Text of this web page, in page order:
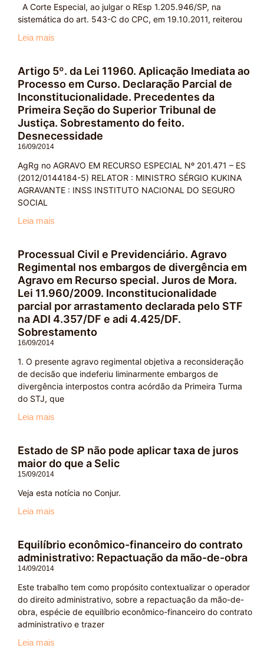
A Corte Especial, ao julgar o REsp 1.205.946/SP, na
sistemática do art. 543-C do CPC, em 19.10.2011, reiterou
Leia mais
Artigo 5º. da Lei 11960. Aplicação Imediata ao
Processo em Curso. Declaração Parcial de
Inconstitucionalidade. Precedentes da
Primeira Seção do Superior Tribunal de
Justiça. Sobrestamento do feito.
Desnecessidade
16/09/2014
AgRg no AGRAVO EM RECURSO ESPECIAL Nº 201.471 – ES
(2012/0144184-5) RELATOR : MINISTRO SÉRGIO KUKINA
AGRAVANTE : INSS INSTITUTO NACIONAL DO SEGURO
SOCIAL
Leia mais
Processual Civil e Previdenciário. Agravo
Regimental nos embargos de divergência em
Agravo em Recurso special. Juros de Mora.
Lei 11.960/2009. Inconstitucionalidade
parcial por arrastamento declarada pelo STF
na ADI 4.357/DF e adi 4.425/DF.
Sobrestamento
16/09/2014
1. O presente agravo regimental objetiva a reconsideração
de decisão que indeferiu liminarmente embargos de
divergência interpostos contra acórdão da Primeira Turma
do STJ, que
Leia mais
Estado de SP não pode aplicar taxa de juros
maior do que a Selic
15/09/2014
Veja esta notícia no Conjur.
Leia mais
Equilíbrio econômico-financeiro do contrato
administrativo: Repactuação da mão-de-obra
14/09/2014
Este trabalho tem como propósito contextualizar o operador
do direito administrativo, sobre a repactuação da mão-de-
obra, espécie de equilíbrio econômico-financeiro do contrato
administrativo e trazer
Leia mais